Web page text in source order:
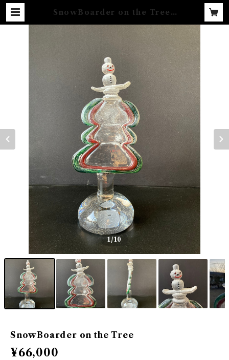
SnowBoarder on the Tree |
1/10
SnowBoarder on the Tree
¥66,000